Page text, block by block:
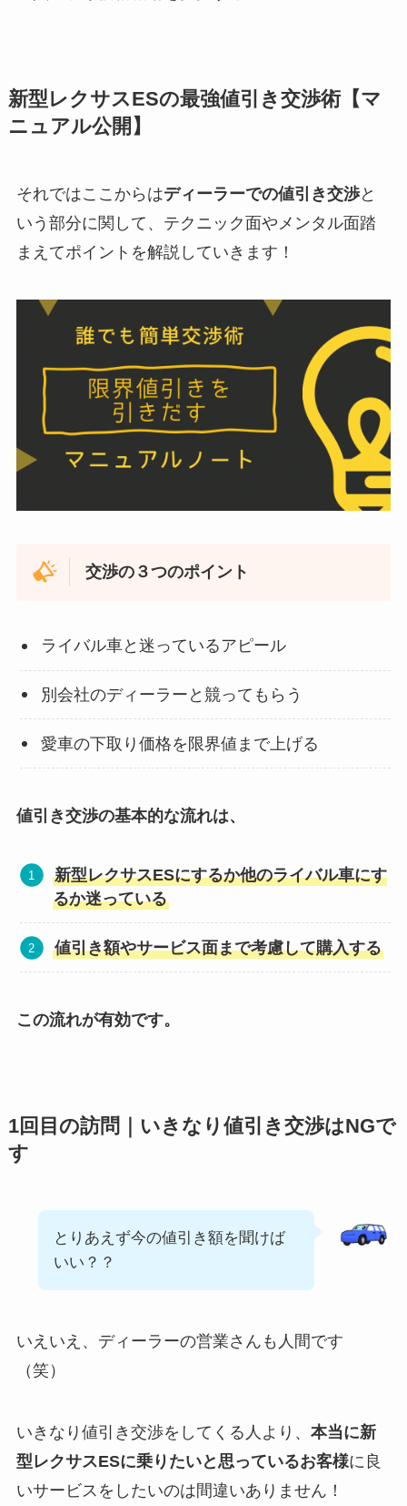
新型レクサスESの最強値引き交渉術【マ
ニュアル公開】
それではここからはディーラーでの値引き交渉と
いう部分に関して、テクニック面やメンタル面踏
まえてポイントを解説していきます！
交渉の３つのポイント
ライバル車と迷っているアピール
別会社のディーラーと競ってもらう
愛車の下取り価格を限界値まで上げる
値引き交渉の基本的な流れは、
新型レクサスESにするか他のライバル車にす
るか迷っている
値引き額やサービス面まで考慮して購入する
この流れが有効です。
1回目の訪問｜いきなり値引き交渉はNGで
す
とりあえず今の値引き額を聞けば
いい？？
いえいえ、ディーラーの営業さんも人間です
（笑）
いきなり値引き交渉をしてくる人より、 本当に新
型レクサスESに乗りたいと思っているお客様に良
いサービスをしたいのは間違いありません！